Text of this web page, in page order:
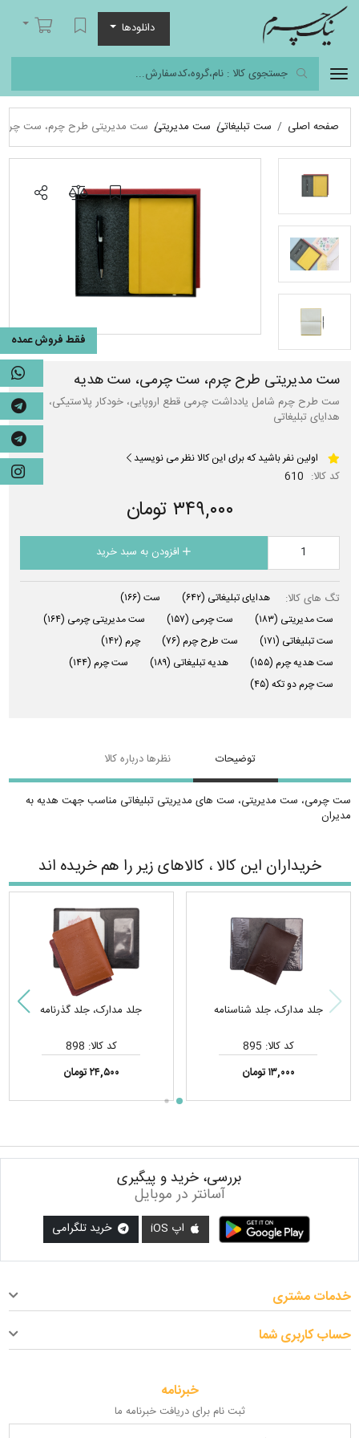
دانلودها
لیست مورد علاقه
سبد خرید
صفحه اصلی ست تبلیغاتی ست مدیریتی ست مدیریتی طرح چرم، ست
ست مدیریتی طرح چرم، ست چرمی، ست هدیه
ست طرح چرم شامل یادداشت چرمی قطع اروپایی، خودکار پلاستیکی،
هدایای تبلیغاتی
اولین نفر باشید که برای این کالا نظر می نویسید
کد کالا: 610
۳۴۹,۰۰۰ تومان
افزودن به سبد خرید
تگ های کالا: هدایای تبلیغاتی (۶۴۲) ست (۱۶۶)
ست مدیریتی (۱۸۳) ست چرمی (۱۵۷) ست مدیریتی چرمی (۱۶۴)
ست تبلیغاتی (۱۷۱) ست طرح چرم (۷۶) چرم (۱۴۲)
ست هدیه چرم (۱۵۵) هدیه تبلیغاتی (۱۸۹) ست چرم (۱۴۴)
ست چرم دو تکه (۴۵)
توضیحات نظرها درباره کالا
ست چرمی، ست مدیریتی، ست های مدیریتی تبلیغاتی مناسب جهت هدیه به
مدیران
خریداران این کالا ، کالاهای زیر را هم خریده اند
جلد مدارک، جلد شناسنامه
کد کالا: 895
۱۳,۰۰۰ تومان
جلد مدارک، جلد گذرنامه
کد کالا: 898
۲۴,۵۰۰ تومان
بررسی، خرید و پیگیری
آسانتر در موبایل
اپ iOS خرید تلگرامی
خبرنامه
ثبت نام برای دریافت خبرنامه ما
خدمات مشتری
حساب کاربری شما
فقط فروش عمده